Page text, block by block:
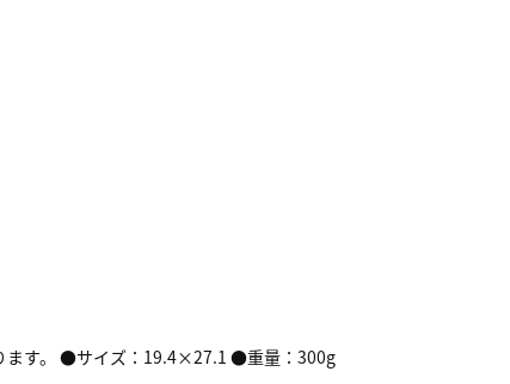
ます。 ●サイズ：19.4×27.1 ●重量：300g